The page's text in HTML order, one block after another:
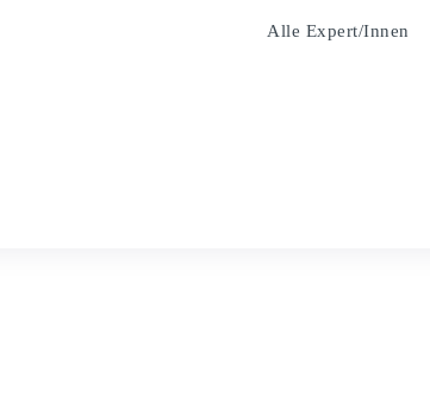
Alle Expert/innen